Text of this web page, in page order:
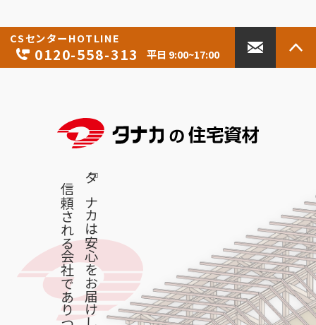
CSセンターHOTLINE
0120-558-313 平日 9:00~17:00
『タナカは安心をお届けし